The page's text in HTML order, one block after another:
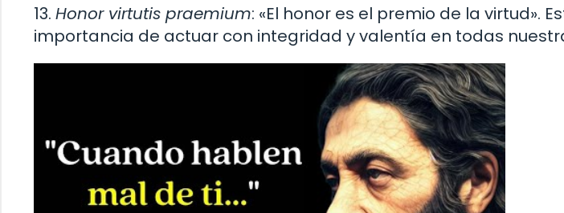
13. Honor virtutis praemium: «El honor es el premio de la virtud».
importancia de actuar con integridad y valentía en todas